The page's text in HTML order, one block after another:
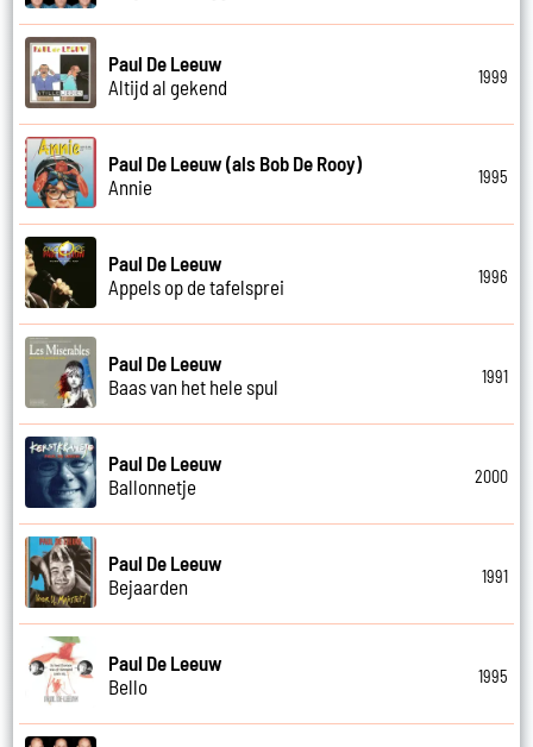
Paul De Leeuw
Altijd al gekend
1999
Paul De Leeuw (als Bob De Rooy)
Annie
1995
Paul De Leeuw
Appels op de tafelsprei
1996
Paul De Leeuw
Baas van het hele spul
1991
Paul De Leeuw
Ballonnetje
2000
Paul De Leeuw
Bejaarden
1991
Paul De Leeuw
Bello
1995